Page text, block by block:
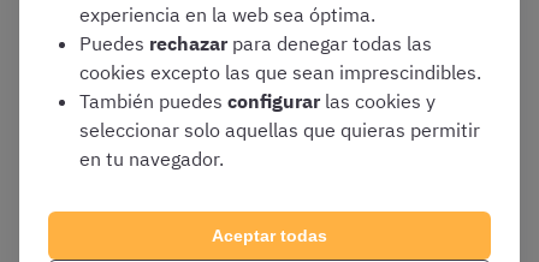
✍️Testilimitados
💰 El mejorpreciodel mercado
¡Probar gratis!
*Tendrás que iniciar sesión en tu cuenta OpositaTest o
registrarte gratis para ver el contenido del curso
experiencia en la web sea óptima.
Puedes rechazar para denegar todas las
cookies excepto las que sean imprescindibles.
También puedes configurar las cookies y
seleccionar solo aquellas que quieras permitir
en tu navegador.
Aceptar todas